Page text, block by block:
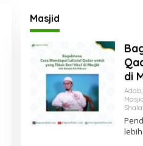
Masjid
di
Adab,